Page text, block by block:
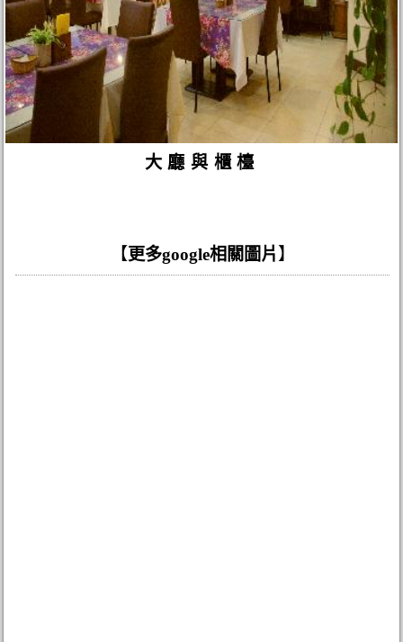
大廳與櫃檯
【更多google相關圖片 】